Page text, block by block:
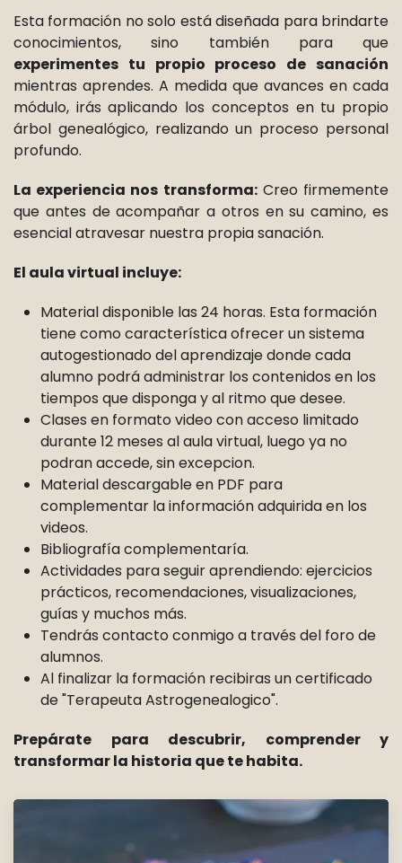
Esta formación no solo está diseñada para brindarte
conocimientos, sino también para que
experimentes tu propio proceso de sanación
mientras aprendes. A medida que avances en cada
módulo, irás aplicando los conceptos en tu propio
árbol genealógico, realizando un proceso personal
profundo.
La experiencia nos transforma:Creo firmemente
que antes de acompañar a otros en su camino, es
esencial atravesar nuestra propia sanación.
El aula virtual incluye:
Material disponible las 24 horas. Esta formación
tiene como característica ofrecer un sistema
autogestionado del aprendizaje donde cada
alumno podrá administrar los contenidos en los
tiempos que disponga y al ritmo que desee.
Clases en formato video con acceso limitado
durante 12 meses al aula virtual, luego ya no
podran accede, sin excepcion.
Material descargable en PDF para
complementar la información adquirida en los
videos.
Bibliografía complementaría.
Actividades para seguir aprendiendo: ejercicios
prácticos, recomendaciones, visualizaciones,
guías y muchos más.
Tendrás contacto conmigo a través del foro de
alumnos.
Al finalizar la formación recibiras un certificado
de "Terapeuta Astrogenealogico".
Prepárate para descubrir, comprender y
transformar la historia que te habita.